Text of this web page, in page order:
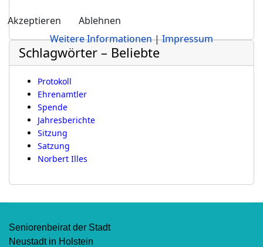
Schlagwörter – Beliebte
Protokoll
Ehrenamtler
Spende
Jahresberichte
Sitzung
Satzung
Norbert Illes
Seniorenbeirat der Stadt
Neustadt in Holstein
Akzeptieren
Ablehnen
Weitere Informationen|Impressum